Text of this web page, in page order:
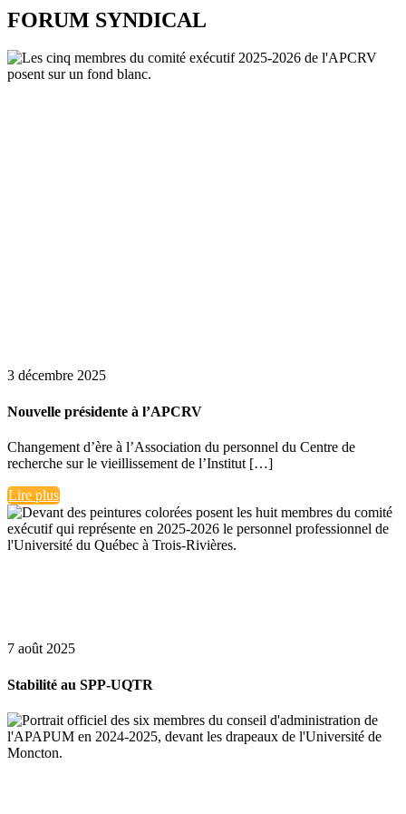
FORUM SYNDICAL
3 décembre 2025
Nouvelle présidente à l’APCRV
Changement d’ère à l’Association du personnel du Centre de
recherche sur le vieillissement de l’Institut […]
Lire plus
7 août 2025
Stabilité au SPP-UQTR